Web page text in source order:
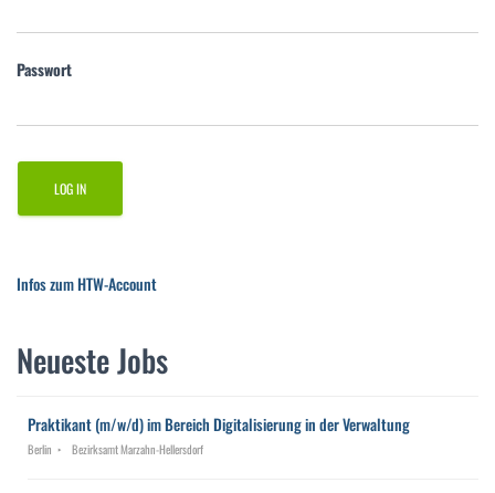
Passwort
Infos zum HTW-Account
Neueste Jobs
Praktikant (m/w/d) im Bereich Digitalisierung in der Verwaltung
Berlin Bezirksamt Marzahn-Hellersdorf